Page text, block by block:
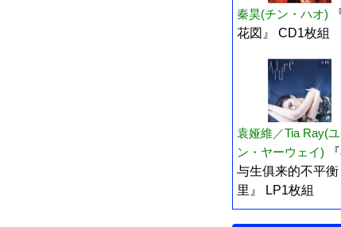
秦昊(チン・ハオ)
花図』 CD1枚組
袁娅維／Tia Ray(
ン・ヤーウェイ)
与生俱来的不平衡
里』 LP1枚組